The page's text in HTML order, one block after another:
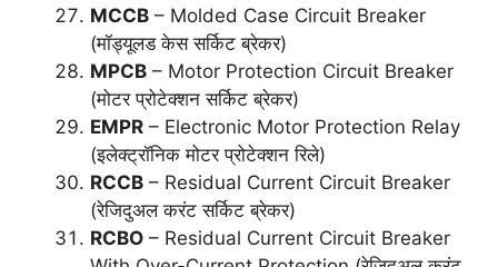
MCCB – Molded Case Circuit Breaker
(मॉड्यूलड केस सर्किट ब्रेकर)
MPCB – Motor Protection Circuit Breaker
(मोटर प्रोटेक्शन सर्किट ब्रेकर)
EMPR – Electronic Motor Protection Relay
(इलेक्ट्रॉनिक मोटर प्रोटेक्शन रिले)
RCCB – Residual Current Circuit Breaker
(रेजिदुअल करंट सर्किट ब्रेकर)
RCBO – Residual Current Circuit Breaker